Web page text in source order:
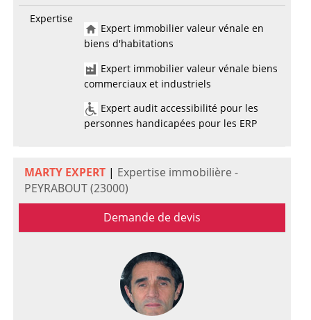
Expertise
Expert immobilier valeur vénale en
biens d'habitations
Expert immobilier valeur vénale biens
commerciaux et industriels
Expert audit accessibilité pour les
personnes handicapées pour les ERP
MARTY EXPERT| Expertise immobilière -
PEYRABOUT (23000)
Demande de devis